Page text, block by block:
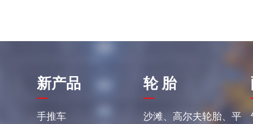
新产品
手推车
轮 胎
沙滩、高尔夫轮胎、平